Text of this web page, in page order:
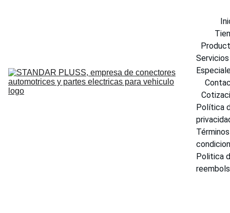
Servicios
Política
Politica